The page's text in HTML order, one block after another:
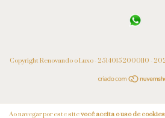
Ao navegar por este sitevocê aceita o uso de cookies
Copyright Renovando o Luxo - 25140152000110 -